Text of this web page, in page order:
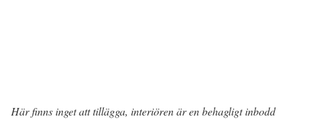
Här finns inget att tillägga, interiören är en behagligt inbodd